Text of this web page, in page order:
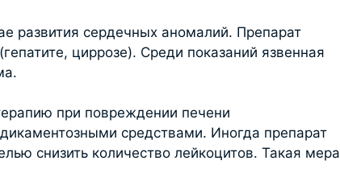
развития сердечных аномалий. Препарат
циррозе). Среди показаний язвенная
при повреждении печени
средствами. Иногда препарат
снизить количество лейкоцитов. Такая мера